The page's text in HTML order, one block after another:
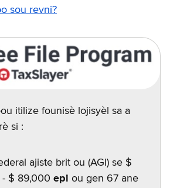
sou revni?
itilize founisè lojisyèl sa a
si :
ajiste brit ou (AGI) se $
- $ 89,000 epi ou gen 67 ane